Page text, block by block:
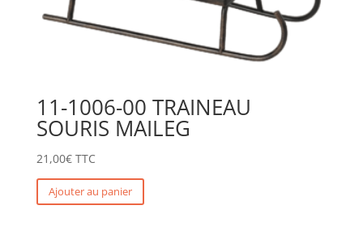
11-1006-00 TRAINEAU
SOURIS MAILEG
21,00€ TTC
Ajouter au panier